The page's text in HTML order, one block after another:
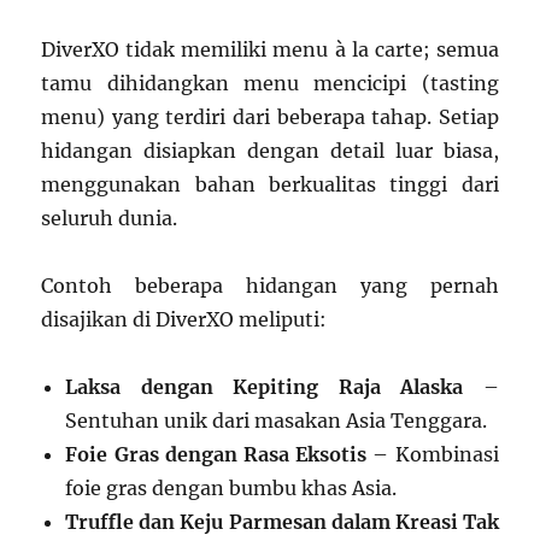
DiverXO tidak memiliki menu à la carte; semua
tamu dihidangkan menu mencicipi (tasting
menu) yang terdiri dari beberapa tahap. Setiap
hidangan disiapkan dengan detail luar biasa,
menggunakan bahan berkualitas tinggi dari
seluruh dunia.
Contoh beberapa hidangan yang pernah
disajikan di DiverXO meliputi:
Laksa dengan Kepiting Raja Alaska –
Sentuhan unik dari masakan Asia Tenggara.
Foie Gras dengan Rasa Eksotis – Kombinasi
foie gras dengan bumbu khas Asia.
Truffle dan Keju Parmesan dalam Kreasi Tak